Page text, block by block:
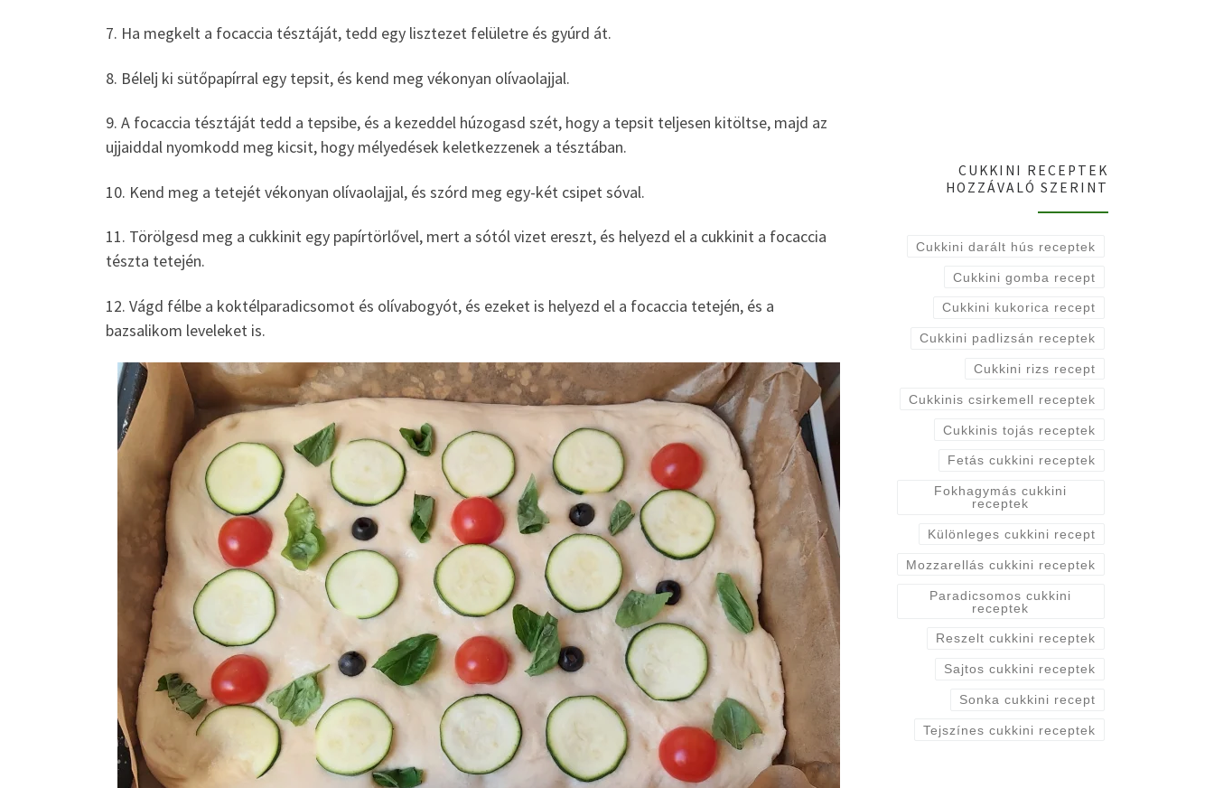
7. Ha megkelt a focaccia tésztáját, tedd egy lisztezet felületre és gyúrd át.
8. Bélelj ki sütőpapírral egy tepsit, és kend meg vékonyan olívaolajjal.
9. A focaccia tésztáját tedd a tepsibe, és a kezeddel húzogasd szét, hogy a tepsit teljesen kitöltse, majd az
ujjaiddal nyomkodd meg kicsit, hogy mélyedések keletkezzenek a tésztában.
10. Kend meg a tetejét vékonyan olívaolajjal, és szórd meg egy-két csipet sóval.
11. Törölgesd meg a cukkinit egy papírtörlővel, mert a sótól vizet ereszt, és helyezd el a cukkinit a focaccia
tészta tetején.
12. Vágd félbe a koktélparadicsomot és olívabogyót, és ezeket is helyezd el a focaccia tetején, és a
bazsalikom leveleket is.
CUKKINI RECEPTEK
HOZZÁVALÓ SZERINT
Cukkini darált hús receptek
Cukkini gomba recept
Cukkini kukorica recept
Cukkini padlizsán receptek
Cukkini rizs recept
Cukkinis csirkemell receptek
Cukkinis tojás receptek
Fetás cukkini receptek
Fokhagymás cukkini
receptek
Különleges cukkini recept
Mozzarellás cukkini receptek
Paradicsomos cukkini
receptek
Reszelt cukkini receptek
Sajtos cukkini receptek
Sonka cukkini recept
Tejszínes cukkini receptek